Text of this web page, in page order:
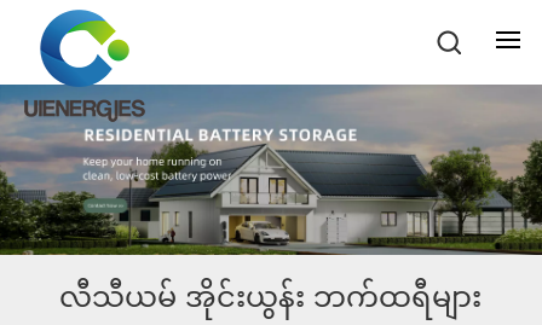
လီသီယမ် အိုင်းယွန်း ဘက်ထရီများ